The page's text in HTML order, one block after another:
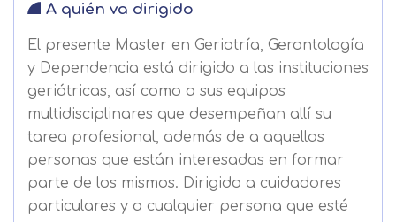
A quién va dirigido
El presente Master en Geriatría, Gerontología
y Dependencia está dirigido a las instituciones
geriátricas, así como a sus equipos
multidisciplinares que desempeñan allí su
tarea profesional, además de a aquellas
personas que están interesadas en formar
parte de los mismos. Dirigido a cuidadores
particulares y a cualquier persona que esté